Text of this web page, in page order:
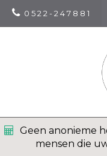
0 5 2 2 - 2 4 7 8 8 1
Geen anonieme
mensen die